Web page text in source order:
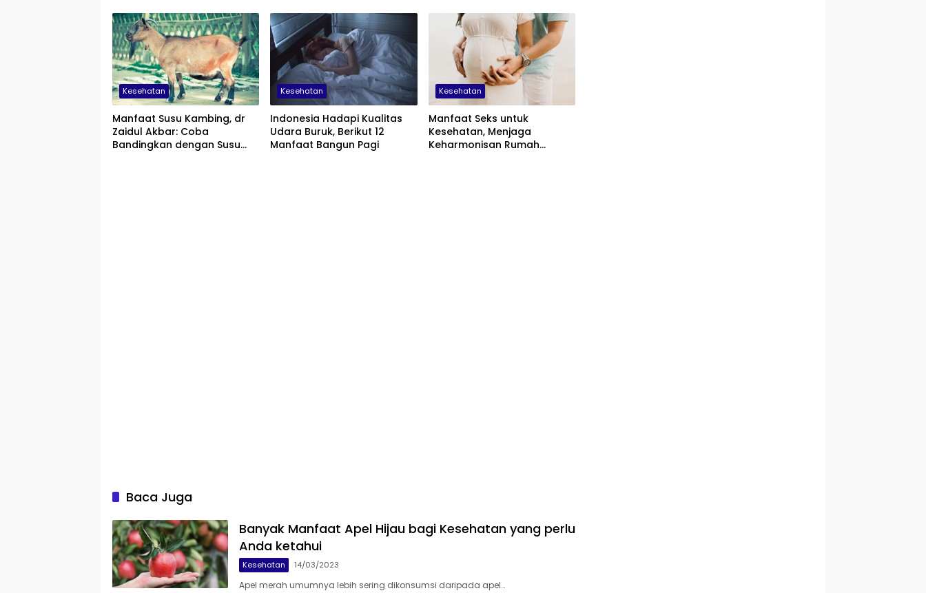
Kesehatan
Manfaat Susu Kambing, dr
Zaidul Akbar: Coba
Bandingkan dengan Susu
Kesehatan
Indonesia Hadapi Kualitas
Udara Buruk, Berikut 12
Manfaat Bangun Pagi
Kesehatan
Manfaat Seks untuk
Kesehatan, Menjaga
Keharmonisan Rumah
Baca Juga
Banyak Manfaat Apel Hijau bagi Kesehatan yang perlu
Anda ketahui
Kesehatan 14/03/2023
Apel merah umumnya lebih sering dikonsumsi daripada apel…